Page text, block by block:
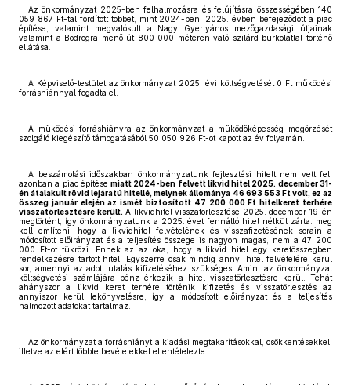
Az önkormányzat 2025-ben felhalmozásra és felújításra összességében 140
059 867 Ft-tal fordított többet, mint 2024-ben. 2025. évben befejeződött a piac
építése, valamint megvalósult a Nagy Gyertyános mezőgazdasági útjainak
valamint a Bodrogra menő út 800 000 méteren való szilárd burkolattal történő
ellátása.
A Képviselő-testület az önkormányzat 2025. évi költségvetését 0 Ft működési
forráshiánnyal fogadta el.
A működési forráshiányra az önkormányzat a működőképesség megőrzését
szolgáló kiegészítő támogatásából 50 050 926 Ft-ot kapott az év folyamán.
A beszámolási időszakban önkormányzatunk fejlesztési hitelt nem vett fel,
azonban a piac építésemiatt 2024-ben felvett likvid hitel 2025. december 31-
én átalakult rövid lejáratú hitellé, melynek állománya 46 693 553 Ft volt, ez az
összeg január elején az ismét biztosított 47 200 000 Ft hitelkeret terhére
visszatörlesztésre került. A likvidhitel visszatörlesztése 2025. december 19-én
megtörtént, így önkormányzatunk a 2025. évet fennálló hitel nélkül zárta. meg
kell említeni, hogy a likvidhitel felvételének és visszafizetésének sorain a
módosított előirányzat és a teljesítés összege is nagyon magas, nem a 47 200
000 Ft-ot tükrözi. Ennek az az oka, hogy a likvid hitel egy keretösszegben
rendelkezésre tartott hitel. Egyszerre csak mindig annyi hitel felvételére kerül
sor, amennyi az adott utalás kifizetéséhez szükséges. Amint az önkormányzat
költségvetési számlájára pénz érkezik a hitel visszatörlesztésre kerül. Tehát
ahányszor a likvid keret terhére történik kifizetés és visszatörlesztés az
annyiszor kerül lekönyvelésre, így a módosított előirányzat és a teljesítés
halmozott adatokat tartalmaz.
Az önkormányzat a forráshiányt a kiadási megtakarításokkal, csökkentésekkel,
illetve az elért többletbevételekkel ellentételezte.